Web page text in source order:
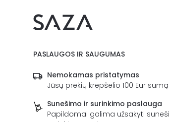
PASLAUGOS IR SAUGUMAS
Nemokamas pristatymas
Jūsų prekių krepšelio 100 Eur
Sunešimo ir surinkimo paslauga
Papildomai galima užsakyti